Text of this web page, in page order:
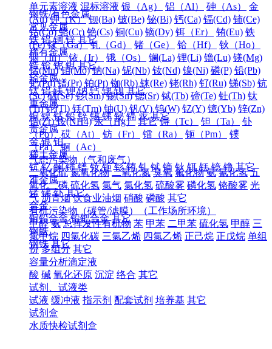
单元素溶液 混标溶液 银（Ag） 铝（Al） 砷（As）
金
(Au) 钾（K） 钡(Ba) 铍(Be) 铋(Bi) 钙(Ca) 镉(Cd) 铈(Ce)
钴(Co) 铬(Cr) 铯(Cs) 铜(Cu) 镝(Dy) 铒（Er） 铕(Eu) 铁
(Fe) 镓（Ga） 钆（Gd） 锗（Ge） 铪（Hf）
钬（Ho）
铟（In） 铱（Ir） 锇（Os） 镧(La) 锂(Li) 镥(Lu) 镁(Mg)
锰(Mn) 钼(Mo) 钠(Na) 铌(Nb) 钕(Nd) 镍(Ni) 磷(P) 铅(Pb)
钯(Pd) 镨(Pr) 铂(Pt) 铷(Rb) 铼(Re) 铑(Rh) 钌(Ru) 锑(Sb) 钪
(Sc) 硒(Se) 钐(Sm) 锡(Sn) 锶(Sr) 铽(Tb) 碲(Te) 钍(Th) 钛
(Ti) 铊(Tl) 铥(Tm) 铀(U) 钒(V) 钨(W) 钇(Y) 镱(Yb) 锌(Zn)
锆(Zr) 铵(NH4) 汞（Hg） 其它 锝（Tc） 钽（Ta）
钋
（Po） 砹（At） 钫（Fr） 镭（Ra） 钷（Pm）
镤
（Pa） 锕（Ac）
气态污染物（气和废气）
二氧化硫 氮氧化物 二氧化氮 臭氧 氟化物 氨 氰化氢 五
氧化二磷 硫化氢 氯气 氯化氢 硫酸雾 磷化氢 铬酸雾 光
气 沥青烟 饮食业油烟 硝酸 磷酸 其它
有机污染物（碳管/滤膜）（工作场所环境）
甲醛 氨 总挥发性有机物 苯 甲苯 二甲苯 硫化氢 甲醇 三
氯甲烷 四氯化碳 三氯乙烯 四氯乙烯 正己烷 正戊烷 单组
份 多组分 其它
容量分析滴定液
酸 碱 氧化还原 沉淀 络合 其它
试剂、试液类
试液 缓冲液 指示剂 配套试剂 培养基 其它
试剂盒
水质快检试剂盒
钢铁/有色金属
常见金属
铁 铝 铜 锌 其它
稀有金属
锆 铪 铌 钽 其它
轻金属
钛 铝 镁 钾 钠 钙 锶 钡 其它
重金属
铜 镍 钴 铅 锌 锡 锑 铋 镉 汞 其它
贵金属
金 银 铂
稀土金属
钪 钇 镧 铈 镨 钕 钷 钐 铕 钆 铽 镝 钬 铒 铥 镱 镥 其它
准金属
锗 锑 钋 其它
合金
铜铅合金 铅钯合金 其它
钢铁
钢铁 其它